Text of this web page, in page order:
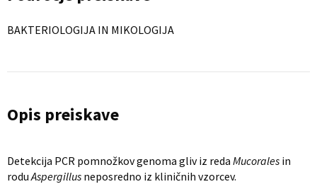
BAKTERIOLOGIJA IN MIKOLOGIJA
Opis preiskave
Detekcija PCR pomnožkov genoma gliv iz reda Mucorales in
roduAspergillus neposredno iz kliničnih vzorcev.